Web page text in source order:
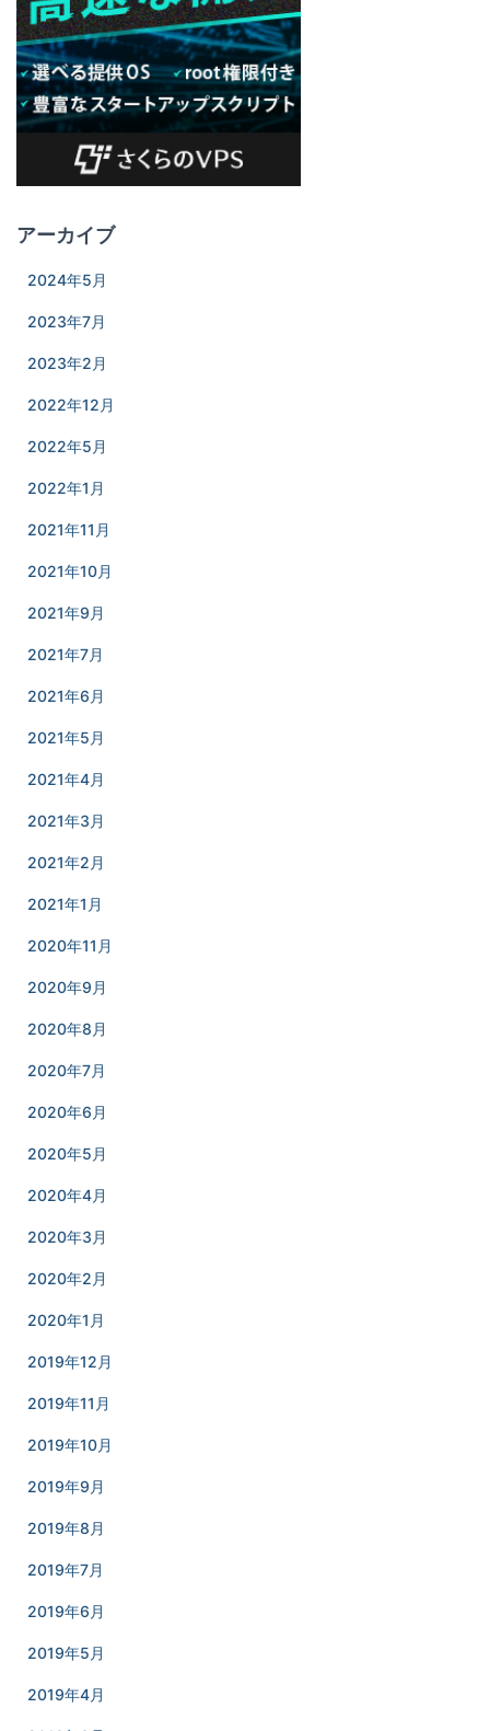
アーカイブ
2024年5月
2023年7月
2023年2月
2022年12月
2022年5月
2022年1月
2021年11月
2021年10月
2021年9月
2021年7月
2021年6月
2021年5月
2021年4月
2021年3月
2021年2月
2021年1月
2020年11月
2020年9月
2020年8月
2020年7月
2020年6月
2020年5月
2020年4月
2020年3月
2020年2月
2020年1月
2019年12月
2019年11月
2019年10月
2019年9月
2019年8月
2019年7月
2019年6月
2019年5月
2019年4月